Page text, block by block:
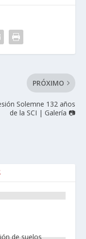
PRÓXIMO
Solemne 132 años
de la SCI | Galería 📷